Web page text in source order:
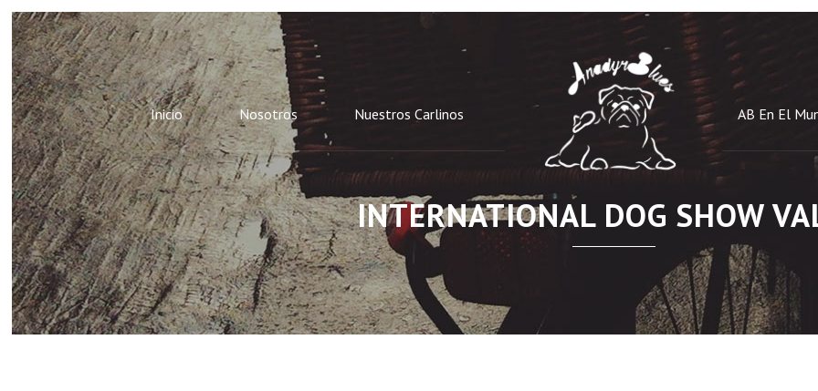
Inicio Nosotros Nuestros Carlinos AB En El
INTERNATIONAL DOG SHOW